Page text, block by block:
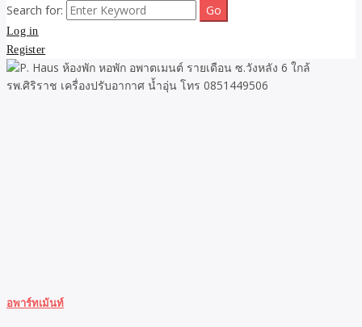
Search for:
Log in
Register
อพาร์ทเม้นท์